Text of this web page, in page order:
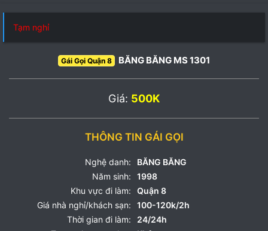
Tạm nghỉ
Gái Gọi Quận 8 BĂNG BĂNG MS 1301
Giá: 500K
THÔNG TIN GÁI GỌI
Nghệ danh:
BĂNG BĂNG
Năm sinh:
1998
Khu vực đi làm:
Quận 8
Giá nhà nghỉ/khách sạn:
100-120k/2h
Thời gian đi làm:
24/24h